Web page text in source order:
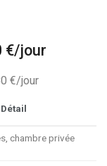
€/jour
€/jour
Détail
chambre privée